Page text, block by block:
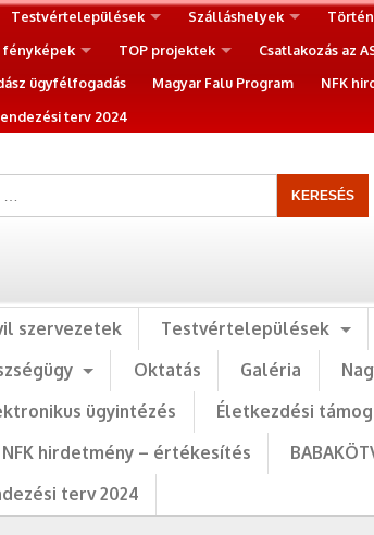
Testvértelepülések Szálláshelyek
TOP projektek Csatlakozás az
ügyfélfogadás Magyar Falu Program NFK
terv 2024
szervezetek Testvértelepülések
Oktatás Galéria
ügyintézés Életkezdési
NFK hirdetmény – értékesítés
terv 2024